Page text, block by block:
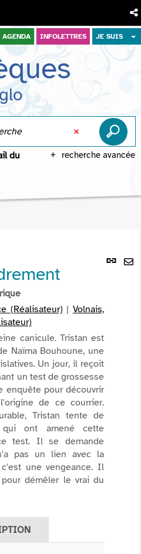
AGENDA INFOLETTRES JE SUIS
recherche avancée
du
Lien
(Réalisateur) | Volnais,
canicule. Tristan est
Naïma Bouhoune, une
Un jour, il reçoit
un test de grossesse
enquête pour découvrir
de ce courrier.
Tristan tente de
qui ont amené cette
test. Il se demande
pas un lien avec la
une vengeance. Il
démêler le vrai du